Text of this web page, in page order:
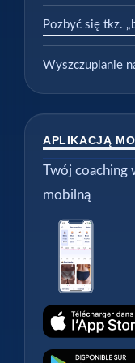
Pozbyć się tkz.
Wyszczuplanie
APLIKACJĄ
Twój coaching
mobilną